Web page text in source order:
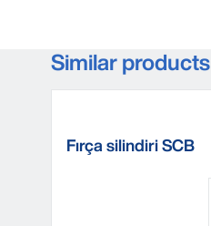
Similar products
Fırça silindiri SCB